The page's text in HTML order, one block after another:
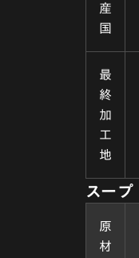
産
国
最
終
加
工
地
スープ
原
材